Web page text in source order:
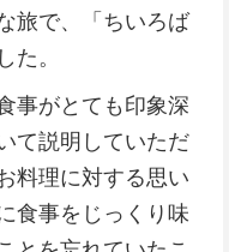
旅で、「ちいろば
た。
事がとても印象深
て説明していただ
料理に対する思い
食事をじっくり味